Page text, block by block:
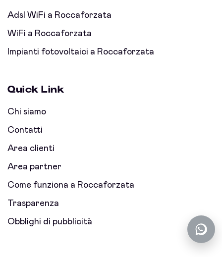
Adsl WiFi a Roccaforzata
WiFi a Roccaforzata
Impianti fotovoltaici a Roccaforzata
Quick Link
Chi siamo
Contatti
Area clienti
Area partner
Come funziona a Roccaforzata
Trasparenza
Obblighi di pubblicità